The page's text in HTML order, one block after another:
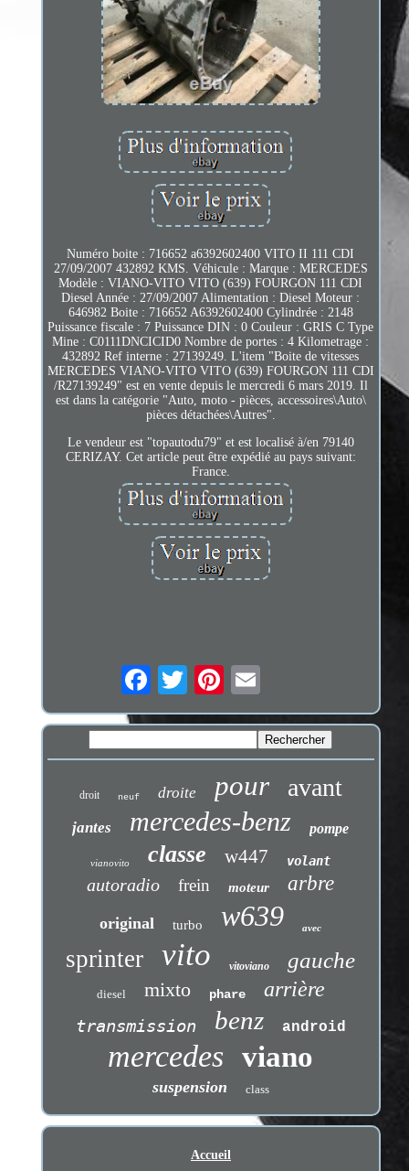
Numéro boite : 716652 a6392602400 VITO II 111 CDI
27/09/2007 432892 KMS. Véhicule : Marque : MERCEDES
Modèle : VIANO-VITO VITO (639) FOURGON 111 CDI
Diesel Année : 27/09/2007 Alimentation : Diesel Moteur :
646982 Boite : 716652 A6392602400 Cylindrée : 2148
Puissance fiscale : 7 Puissance DIN : 0 Couleur : GRIS C Type
Mine : C0111DNCICID0 Nombre de portes : 4 Kilometrage :
432892 Ref interne : 27139249. L'item "Boite de vitesses
MERCEDES VIANO-VITO VITO (639) FOURGON 111 CDI
/R27139249" est en vente depuis le mercredi 6 mars 2019. Il
est dans la catégorie "Auto, moto - pièces, accessoires\Auto\
pièces détachées\Autres".
Le vendeur est "topautodu79" et est localisé à/en 79140
CERIZAY. Cet article peut être expédié au pays suivant:
France.
droit neuf droite pour avant
jantes mercedes-benz pompe
vianovito classe w447 volant
autoradio frein moteur arbre
original turbo w639 avec
sprinter vito vitoviano gauche
diesel mixto phare arrière
transmission benz android
mercedes viano
suspension class
Accueil